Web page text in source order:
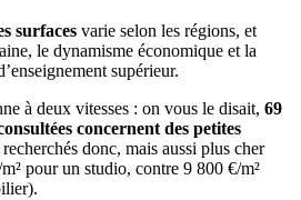
surfaces varie selon les régions, et
le dynamisme économique et la
supérieur.
à deux vitesses : on vous le disait, 69
concernent des petites
donc, mais aussi plus cher
pour un studio, contre 9 800 €/m²